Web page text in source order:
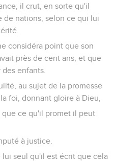
il crut, en sorte qu'il
de nations, selon ce qui lui
considéra point que son
près de cent ans, et que
enfants.
au sujet de la promesse
foi, donnant gloire à Dieu,
ce qu'il promet il peut
à justice.
lui seul qu'il est écrit que cela